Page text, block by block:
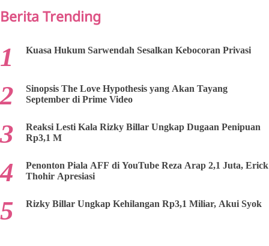
Berita Trending
Kuasa Hukum Sarwendah Sesalkan Kebocoran Privasi
Sinopsis The Love Hypothesis yang Akan Tayang
September di Prime Video
Reaksi Lesti Kala Rizky Billar Ungkap Dugaan Penipuan
Rp3,1 M
Penonton Piala AFF di YouTube Reza Arap 2,1 Juta, Erick
Thohir Apresiasi
Rizky Billar Ungkap Kehilangan Rp3,1 Miliar, Akui Syok